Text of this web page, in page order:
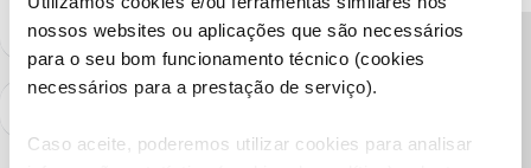
nossos websites ou aplicações que são necessários
para o seu bom funcionamento técnico (cookies
necessários para a prestação de serviço).
Caso aceite, poderemos utilizar cookies para analisar